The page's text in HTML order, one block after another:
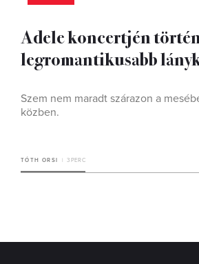
Adele koncertjén
legromantikusabb
Szem nem maradt szárazon a
közben.
TÓTH ORSI 3 PERC